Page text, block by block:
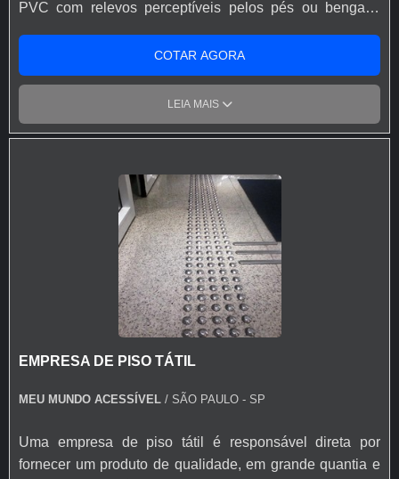
PVC com relevos perceptíveis pelos pés ou bengala,
dimensões são 250 mm x 250 mm, com espessura entre
3 e 5 mm. A instalação é feita com cola de contato, sendo
o material resistente ao tráfego de pedestres. A limpeza
pode ser realizada com água e sabão, e o produto conta
com garantia de 1 ano contra defeitos de fabricação.
COTAR AGORA
LEIA MAIS
EMPRESA DE PISO TÁTIL
MEU MUNDO ACESSÍVEL / SÃO PAULO - SP
Uma empresa de piso tátil é responsável direta por
fornecer um produto de qualidade, em grande quantia e